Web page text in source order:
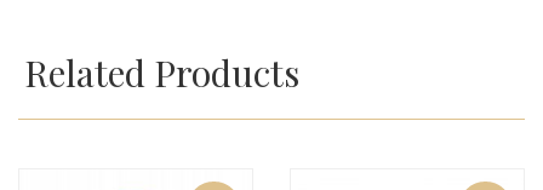
Related Products